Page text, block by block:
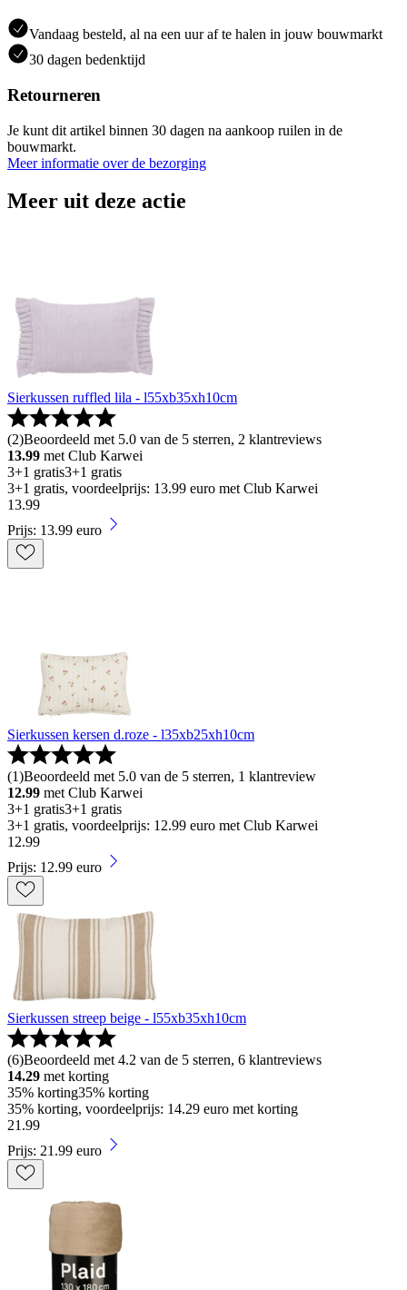
Vandaag besteld, al na een uur af te halen in jouw bouwmarkt
30 dagen bedenktijd
Retourneren
Je kunt dit artikel binnen 30 dagen na aankoop ruilen in de
bouwmarkt.
Meer informatie over de bezorging
Meer uit deze actie
Sierkussen ruffled lila - l55xb35xh10cm
(2)Beoordeeld met 5.0 van de 5 sterren, 2 klantreviews
13.99 met Club Karwei
3+1 gratis3+1 gratis
3+1 gratis, voordeelprijs: 13.99 euro met Club Karwei
13.99
Prijs: 13.99 euro
Sierkussen kersen d.roze - l35xb25xh10cm
(1)Beoordeeld met 5.0 van de 5 sterren, 1 klantreview
12.99 met Club Karwei
3+1 gratis3+1 gratis
3+1 gratis, voordeelprijs: 12.99 euro met Club Karwei
12.99
Prijs: 12.99 euro
Sierkussen streep beige - l55xb35xh10cm
(6)Beoordeeld met 4.2 van de 5 sterren, 6 klantreviews
14.29 met korting
35% korting35% korting
35% korting, voordeelprijs: 14.29 euro met korting
21 .99
Prijs: 21.99 euro